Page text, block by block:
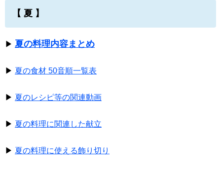
【 夏 】
▶ 夏の料理内容まとめ
▶ 夏の食材 50音順一覧表
▶ 夏のレシピ等の関連動画
▶ 夏の料理に関連した献立
▶ 夏の料理に使える飾り切り